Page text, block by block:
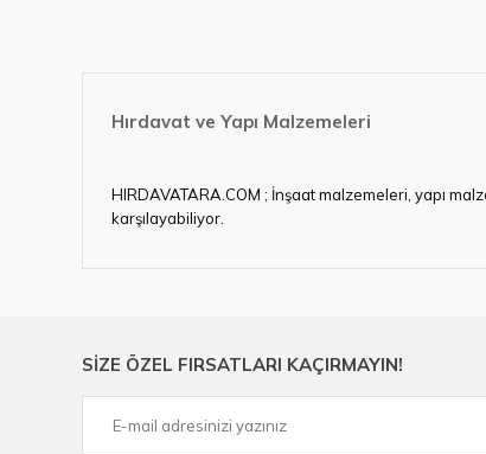
Hırdavat ve Yapı Malzemeleri
HIRDAVATARA.COM ; İnşaat malzemeleri, yapı
karşılayabiliyor.
çelik cetvel, tel fırça, kalem havya, karot uç, pafta
SİZE ÖZEL FIRSATLARI KAÇIRMAYIN!